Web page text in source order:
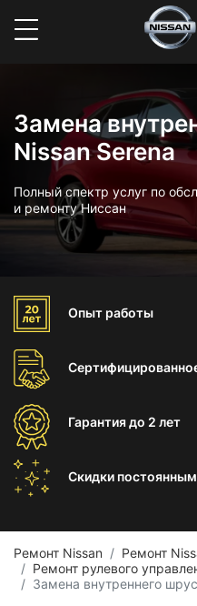
Замена
Nissan Serena
Полный спектр услуг по
и ремонту Ниссан
Опыт работы
Гарантиядо 2 лет
Скидки постоянным
Ремонт Nissan
Ремонт
Ремонт рулевого
Замена внутреннего